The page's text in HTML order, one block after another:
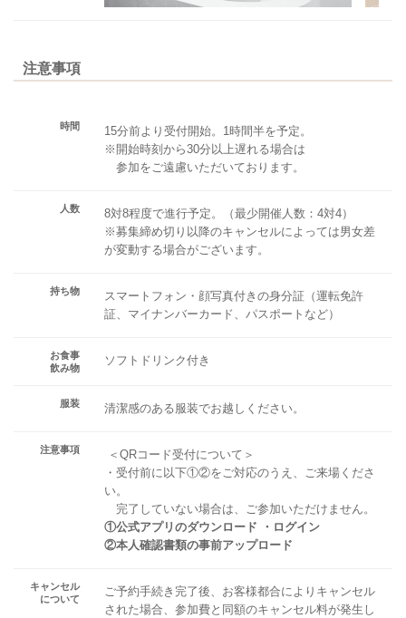
注意事項
時間
15分前より受付開始。1時間半を予定。
※開始時刻から30分以上遅れる場合は
参加をご遠慮いただいております。
人数
8対8程度で進行予定。（最少開催人数：4対4）
※募集締め切り以降のキャンセルによっては男女差
が変動する場合がございます。
持ち物
スマートフォン・顔写真付きの身分証（運転免許
証、マイナンバーカード、パスポートなど）
お食事
飲み物
ソフトドリンク付き
服装 清潔感のある服装でお越しください。
注意事項
＜QRコード受付について＞
・受付前に以下①②をご対応のうえ、ご来場くださ
い。
完了していない場合は、ご参加いただけません。
①公式アプリのダウンロード ・ログイン
②本人確認書類の事前アップロード
キャンセル
について
ご予約手続き完了後、お客様都合によりキャンセル
された場合、参加費と同額のキャンセル料が発生し